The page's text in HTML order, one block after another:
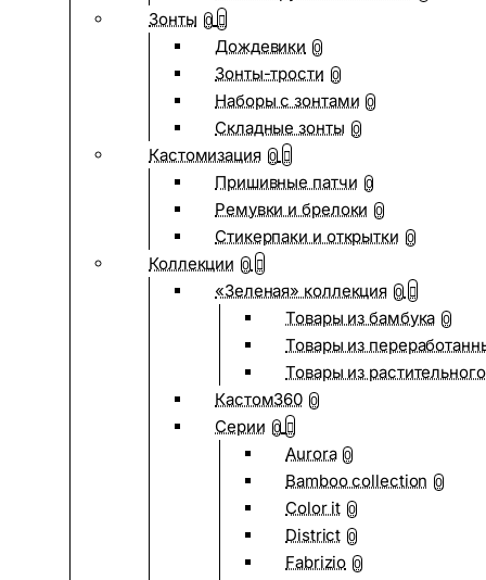
Зонты 0
Дождевики 0
Зонты-трости 0
Наборы с зонтами 0
Складные зонты 0
Кастомизация 0
Пришивные патчи 0
Ремувки и брелоки 0
Стикерпаки и открытки 0
Коллекции 0
«Зеленая» коллекция 0
Товары из бамбука 0
Товары из
Товары из
Кастом360 0
Серии 0
Aurora 0
Bamboo collection 0
Color it 0
District 0
Fabrizio 0